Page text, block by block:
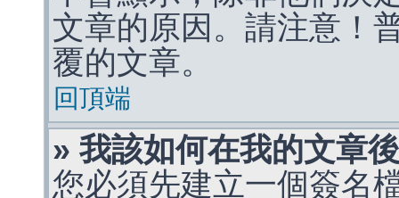
文章的原因。請注意！
覆的文章。
回頂端
» 我該如何在我的文章
您必須先建立一個簽名